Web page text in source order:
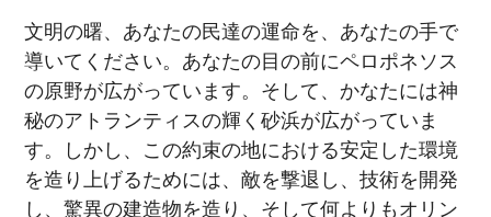
文明の曙、あなたの民達の運命を、あなたの手で
導いてください。あなたの目の前にペロポネソス
の原野が広がっています。そして、かなたには神
秘のアトランティスの輝く砂浜が広がっていま
す。しかし、この約束の地における安定した環境
を造り上げるためには、敵を撃退し、技術を開発
し、驚異の建造物を造り、そして何よりもオリン